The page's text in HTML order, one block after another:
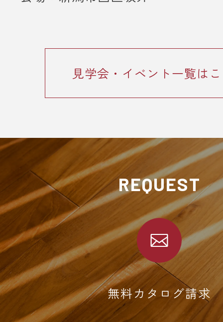
見学会・イベント一覧は
REQUEST
無料カタログ請求